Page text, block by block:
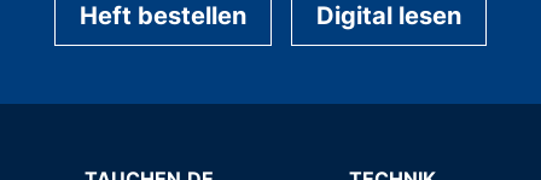
Heft bestellen Digital lesen